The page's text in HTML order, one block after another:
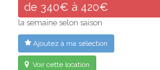
de 340€ à 420€
la semaine selon saison
Ajoutez à ma sélection
Voir cette location